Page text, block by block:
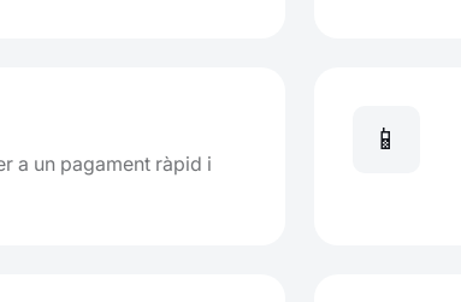
a un pagament ràpid i
📱